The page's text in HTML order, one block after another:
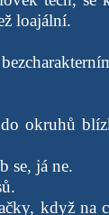
loajální.
okruhů
se, já ne.
když na